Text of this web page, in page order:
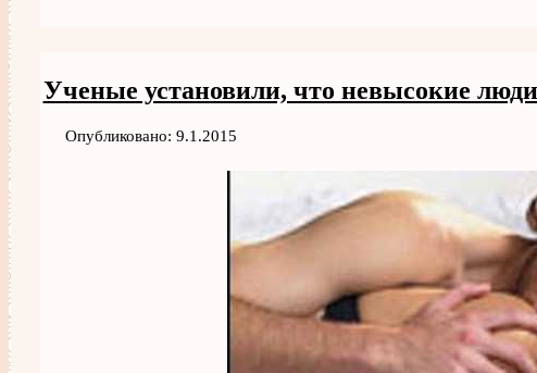
Ученые установили, что невысокие
Опубликовано: 9.1.2015